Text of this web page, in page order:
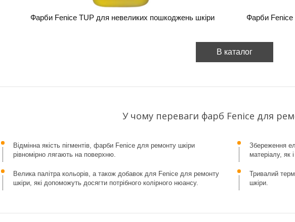
Фарби Fenice TUP для невеликих пошкоджень шкіри Фарби Fenice
В каталог
У чому переваги фарб Fenice для
Відмінна якість пігментів, фарби Fenice для ремонту шкіри
рівномірно лягають на поверхню.
Збереження
матеріалу, як
Велика палітра кольорів, а також добавок для Fenice для ремонту
шкіри, які допоможуть досягти потрібного колірного нюансу.
Тривалий
шкіри.